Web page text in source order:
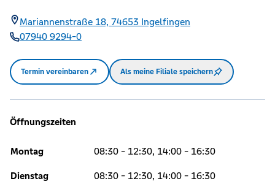
Mariannenstraße 18, 74653 Ingelfingen
07940 9294-0
Termin vereinbaren Als meine Filiale speichern
Öffnungszeiten
Montag 08:30 - 12:30, 14:00 - 16:30
Dienstag 08:30 - 12:30, 14:00 - 16:30